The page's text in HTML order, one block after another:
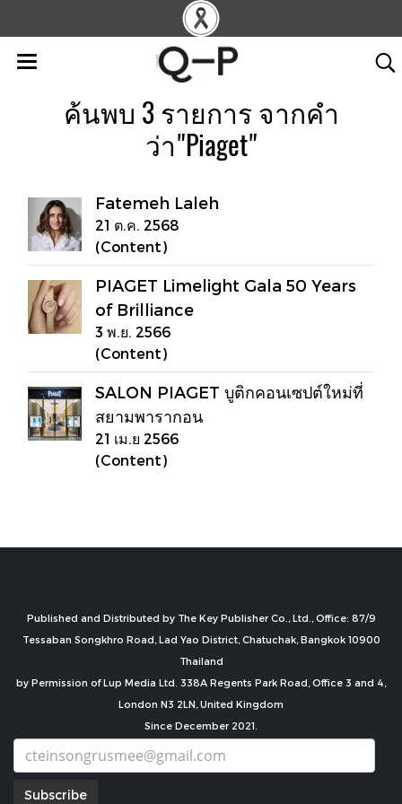
ค้นพบ 3 รายการ จากคำ
ว่า"Piaget"
Fatemeh Laleh
21 ต.ค. 2568
(Content)
PIAGET Limelight Gala 50 Years
of Brilliance
3 พ.ย. 2566
(Content)
SALON PIAGET บูติกคอนเซปต์ใหม่ที่
สยามพารากอน
21 เม.ย 2566
(Content)
Published and Distributed by The Key Publisher Co., Ltd., Office: 87/9
Tessaban Songkhro Road, Lad Yao District, Chatuchak, Bangkok 10900
Thailand
by Permission of Lup Media Ltd. 338A Regents Park Road, Office 3 and 4,
London N3 2LN, United Kingdom
Since December 2021.
Subscribe